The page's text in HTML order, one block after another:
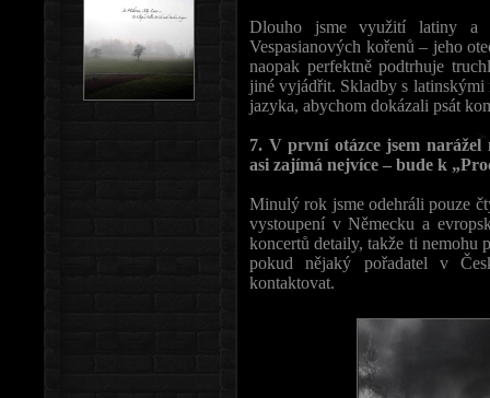
Dlouho jsme využití latiny a
Vespasianových kořenů – jeho
naopak perfektně podtrhuje
jiné vyjádřit. Skladby s latinskými
jazyka, abychom dokázali psát
7. V první otázce jsem
asi zajímá nejvíce – bude k
Minulý rok jsme odehráli pouze
vystoupení v Německu a
koncertů detaily, takže ti nemohu
pokud nějaký pořadatel v
kontaktovat.